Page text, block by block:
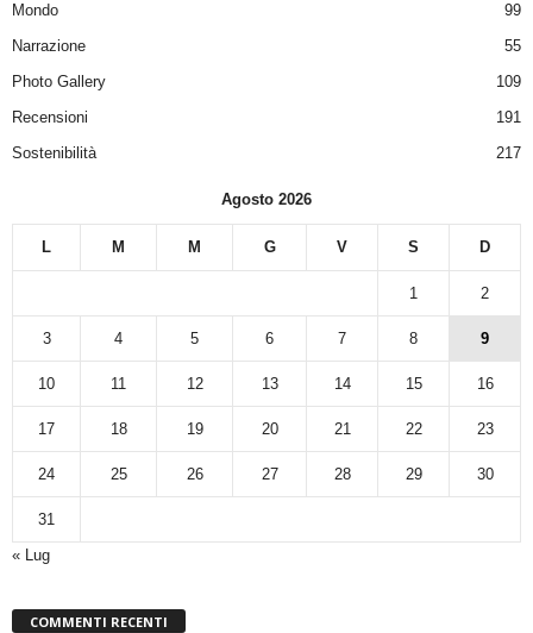
Mondo
99
Narrazione
55
Photo Gallery
109
Recensioni
191
Sostenibilità
217
Agosto 2026
L M M G V S D
1 2
3 4 5 6 7 8 9
10 11 12 13 14 15 16
17 18 19 20 21 22 23
24 25 26 27 28 29 30
31
« Lug
COMMENTI RECENTI